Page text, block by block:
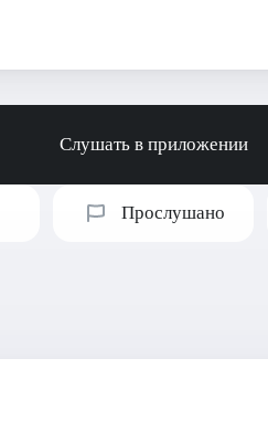
Слушать в приложении
Прослушано